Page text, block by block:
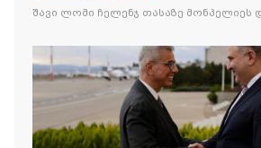
შავი ლომი ჩელენჯ თასაზე მონპელიეს